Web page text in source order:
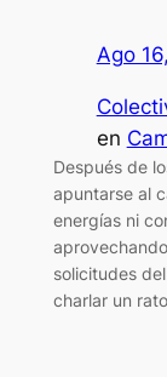
Ago
en
Después de
apuntarse al
energías ni
solicitudes
charlar un